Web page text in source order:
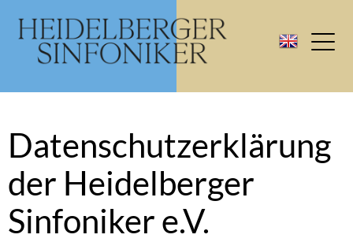
Datenschutzerklärung
der Heidelberger
Sinfoniker e.V.